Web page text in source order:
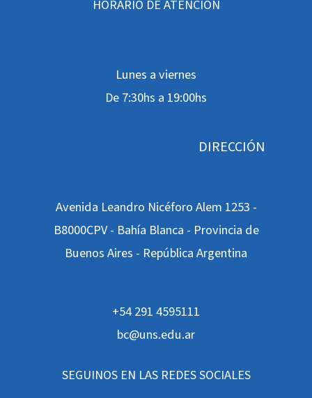
HORARIO DE ATENCIÓN
Lunes a viernes
De 7:30hs a 19:00hs
DIRECCIÓN
Avenida Leandro Nicéforo Alem 1253 -
B8000CPV - Bahía Blanca - Provincia de
Buenos Aires - República Argentina
+54 291 4595111
bc@uns.edu.ar
SEGUINOS EN LAS REDES SOCIALES